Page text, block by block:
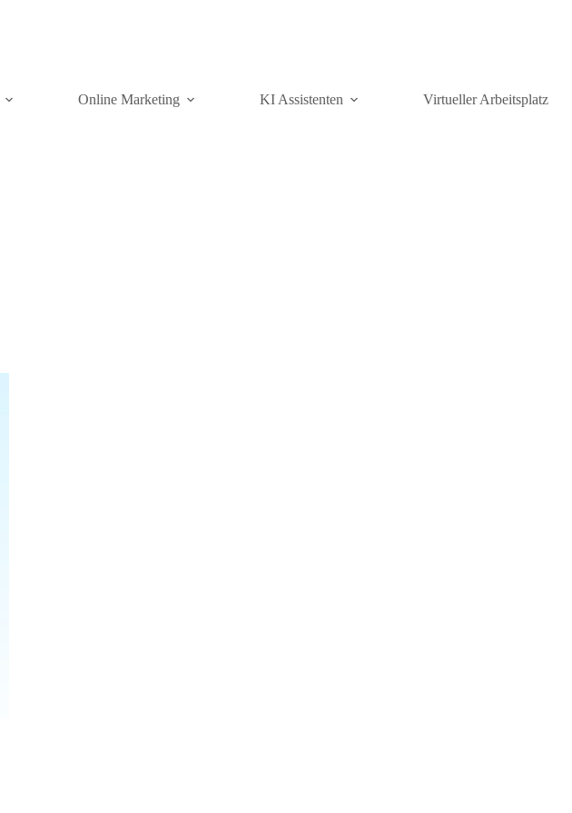
Online Marketing KI Assistenten Virtueller Arbeitsplatz